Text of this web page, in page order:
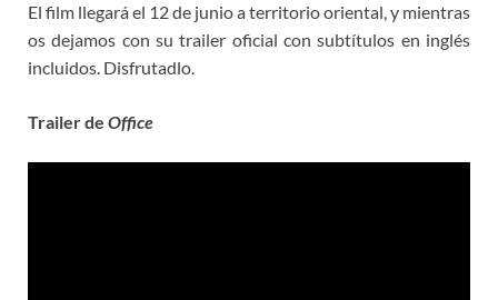
El film llegará el 12 de junio a territorio oriental, y mientras
os dejamos con su trailer oficial con subtítulos en inglés
incluidos. Disfrutadlo.
Trailer de Office